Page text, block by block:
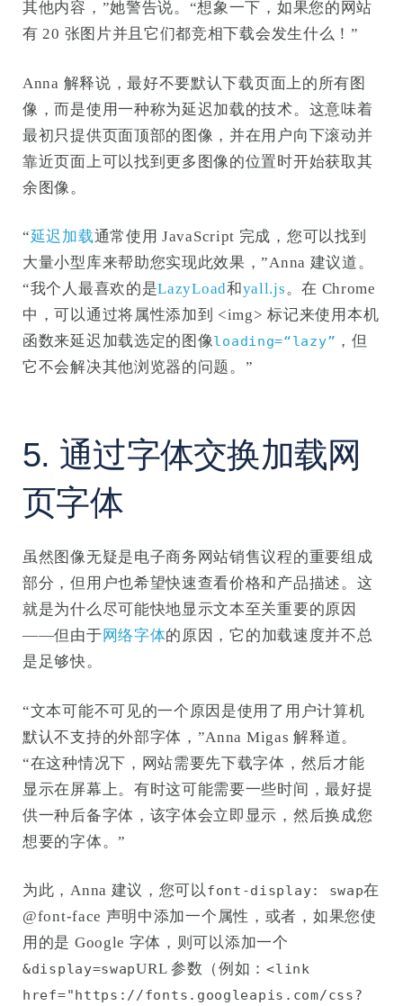
其他内容，”她警告说。“想象一下，如果您的网站
有 20 张图片并且它们都竞相下载会发生什么！”
Anna 解释说，最好不要默认下载页面上的所有图
像，而是使用一种称为延迟加载的技术。这意味着
最初只提供页面顶部的图像，并在用户向下滚动并
靠近页面上可以找到更多图像的位置时开始获取其
余图像。
“延迟加载通常使用 JavaScript 完成，您可以找到
大量小型库来帮助您实现此效果，”Anna 建议道。
“我个人最喜欢的是LazyLoad和yall.js。在 Chrome
中，可以通过将属性添加到 <img> 标记来使用本机
函数来延迟加载选定的图像loading=“lazy” ，但
它不会解决其他浏览器的问题。”
5. 通过字体交换加载网
页字体
虽然图像无疑是电子商务网站销售议程的重要组成
部分，但用户也希望快速查看价格和产品描述。这
就是为什么尽可能快地显示文本至关重要的原因
——但由于网络字体的原因，它的加载速度并不总
是足够快。
“文本可能不可见的一个原因是使用了用户计算机
默认不支持的外部字体，”Anna Migas 解释道。
“在这种情况下，网站需要先下载字体，然后才能
显示在屏幕上。有时这可能需要一些时间，最好提
供一种后备字体，该字体会立即显示，然后换成您
想要的字体。”
为此，Anna 建议，您可以font-display: swap在
@font-face 声明中添加一个属性，或者，如果您使
用的是 Google 字体，则可以添加一个
&display=swapURL 参数（例如：<link
href="https://fonts.googleapis.com/css?